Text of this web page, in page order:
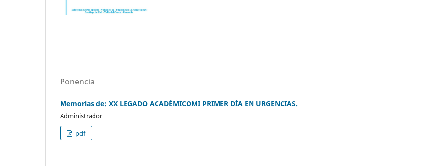
Ponencia
Memorias de: XX LEGADO ACADÉMICOMI PRIMER DÍA EN URGENCIAS.
Administrador
pdf